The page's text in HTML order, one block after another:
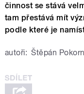
činnost se stává
tam přestává mít
podle které je
autoři: Štěpán